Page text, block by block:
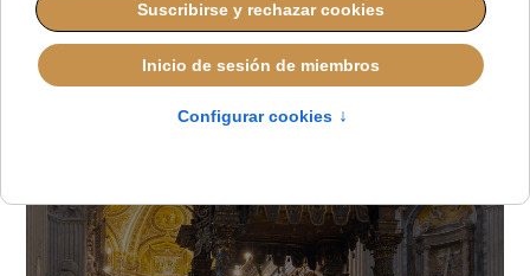
JUEVES, 09 OCTUBRE 2025 08:30